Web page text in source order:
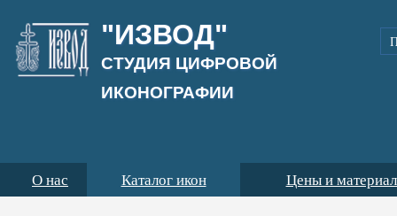
"ИЗВОД"
СТУДИЯ ЦИФРОВОЙ
ИКОНОГРАФИИ
О нас Каталог икон Цены и